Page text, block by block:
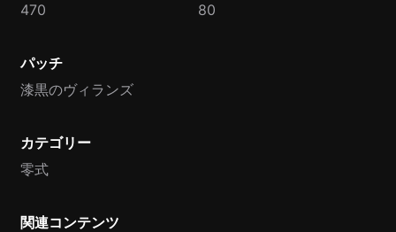
470
80
パッチ
漆黒のヴィランズ
カテゴリー
零式
関連コンテンツ